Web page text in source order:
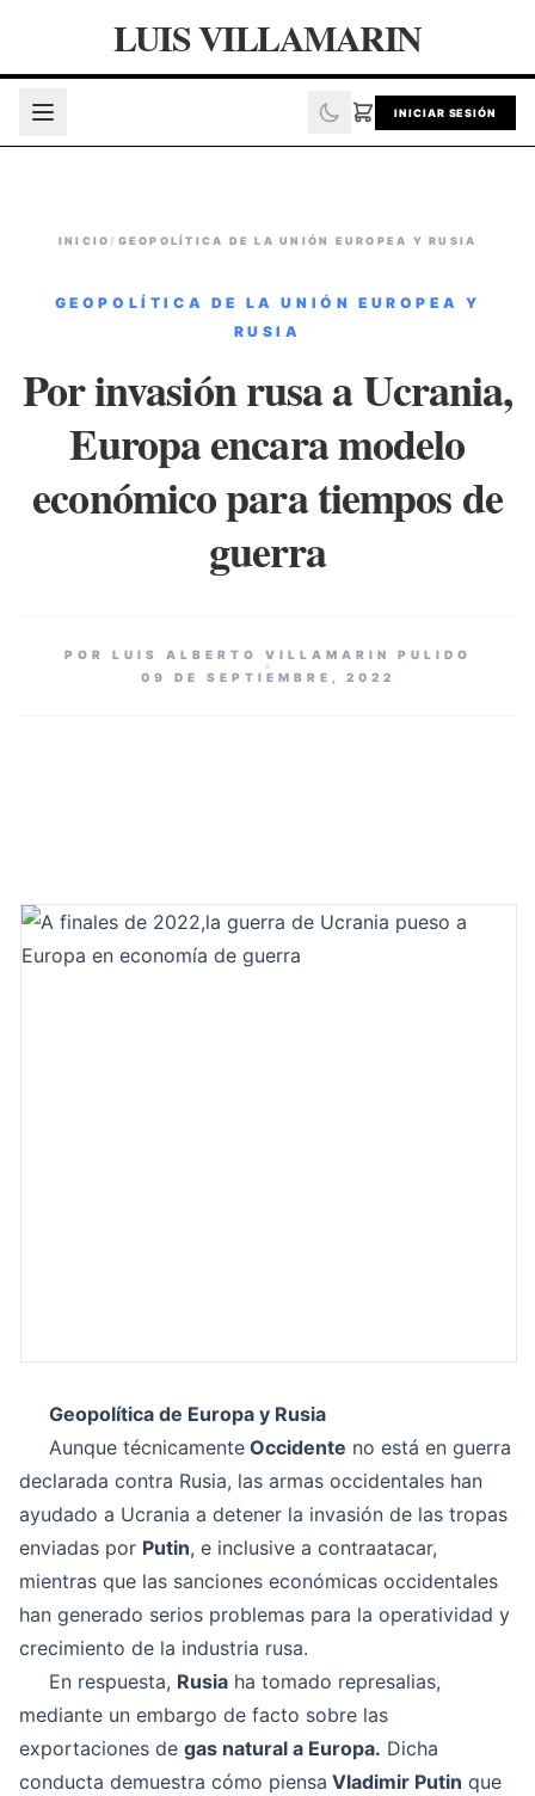
LUIS VILLAMARIN
INICIAR SESIÓN
INICIO / GEOPOLÍTICA DE LA UNIÓN EUROPEA Y RUSIA
GEOPOLÍTICA DE LA UNIÓN EUROPEA Y
RUSIA
Por invasión rusa a Ucrania,
Europa encara modelo
económico para tiempos de
guerra
POR LUIS ALBERTO VILLAMARIN PULIDO
09 DE SEPTIEMBRE, 2022
Geopolítica de Europa y Rusia
Aunque técnicamente Occidente no está en guerra
declarada contra Rusia, las armas occidentales han
ayudado a Ucrania a detener la invasión de las tropas
enviadas por Putin, e inclusive a contraatacar,
mientras que las sanciones económicas occidentales
han generado serios problemas para la operatividad y
crecimiento de la industria rusa.
En respuesta, Rusia ha tomado represalias,
mediante un embargo de facto sobre las
exportaciones de gas natural a Europa. Dicha
conducta demuestra cómo piensa Vladimir Putin que